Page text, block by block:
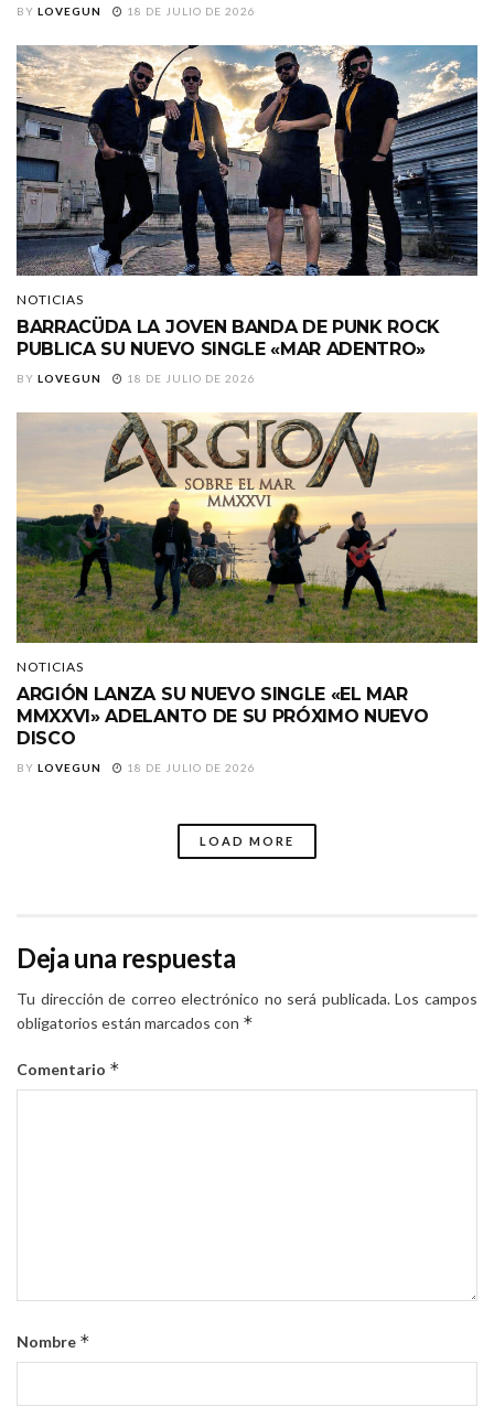
BY LOVEGUN 18 DE JULIO DE 2026
NOTICIAS
BARRACÜDA LA JOVEN BANDA DE PUNK ROCK
PUBLICA SU NUEVO SINGLE «MAR ADENTRO»
BY LOVEGUN 18 DE JULIO DE 2026
NOTICIAS
ARGIÓN LANZA SU NUEVO SINGLE «EL MAR
MMXXVI» ADELANTO DE SU PRÓXIMO NUEVO
DISCO
BY LOVEGUN 18 DE JULIO DE 2026
LOAD MORE
Deja una respuesta
Tu dirección de correo electrónico no será publicada. Los campos
obligatorios están marcados con *
Comentario *
Nombre *